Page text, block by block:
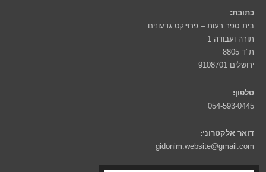
כתובת:
בית ספר רעות – פרוייקט גדעונים
תורה ועבודה 1
ת"ד 8805
ירושלים 9108701
טלפון:
054-593-0445
דואר אלקטרוני:
gidonim.website@gmail.com